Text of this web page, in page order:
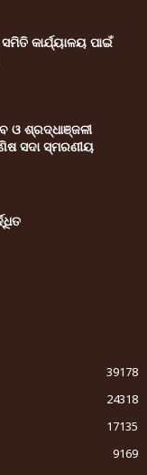
କାର୍ଯ୍ୟାଳୟ ପାଇଁ
ଓ ଶ୍ରଦ୍ଧାଞ୍ଜଳୀ
ସଦା ସ୍ମରଣୀୟ
39178
24318
17135
9169